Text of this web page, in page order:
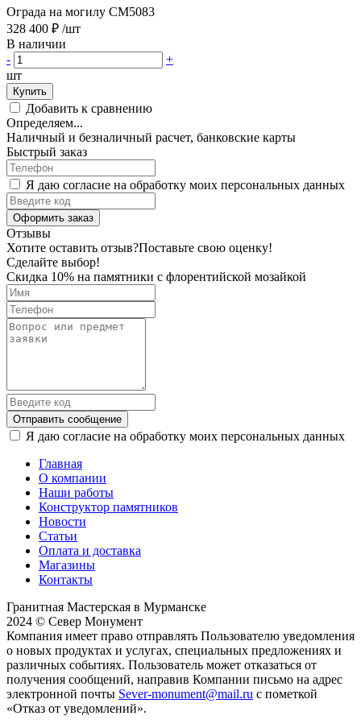
Ограда на могилу CM5083
328 400 ₽ /шт
В наличии
-
+
шт
Купить
Добавить к сравнению
Определяем...
Наличный и безналичный расчет, банковские карты
Быстрый заказ
Я даю согласие на обработку моих персональных данных
Оформить заказ
Отзывы
Хотите оставить отзыв?Поставьте свою оценку!
Сделайте выбор!
Скидка 10% на памятники с флорентийской мозайкой
Отправить сообщение
Я даю согласие на обработку моих персональных данных
Главная
О компании
Наши работы
Конструктор памятников
Новости
Статьи
Оплата и доставка
Магазины
Контакты
Гранитная Мастерская в Мурманске
2024 © Север Монумент
Компания имеет право отправлять Пользователю уведомления
о новых продуктах и услугах, специальных предложениях и
различных событиях. Пользователь может отказаться от
получения сообщений, направив Компании письмо на адрес
электронной почты Sever-monument@mail.ru с пометкой
«Отказ от уведомлений».